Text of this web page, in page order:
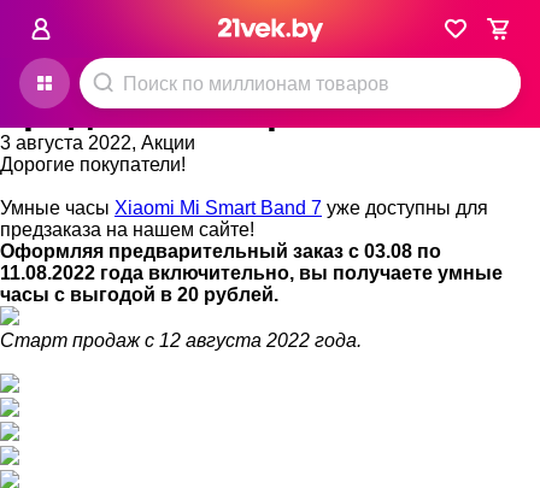
Главная
Xiaomi Mi Smart Band 7 —
предзаказ открыт!
3 августа 2022, Акции
Дорогие покупатели!
Умные часы Xiaomi Mi Smart Band 7 уже доступны для
предзаказа на нашем сайте!
Оформляя предварительный заказ с 03.08 по
11.08.2022 года включительно, вы получаете умные
часы с выгодой в 20 рублей.
Старт продаж с 12 августа 2022 года.